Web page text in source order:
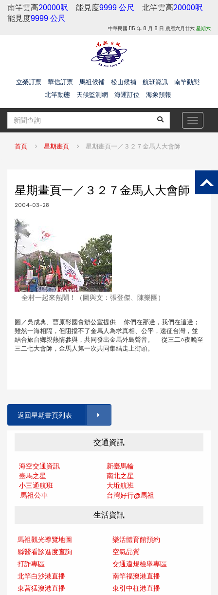
南竿雲高20000呎 能見度9999 公尺 北竿雲高20000呎
能見度9999 公尺
中華民國 115 年 8 月 8 日 農曆六月廿六 星期六
立榮訂票 華信訂票 馬祖候補 松山候補 航班資訊
南竿動態
北竿動態
天候監測網 海運訂位 海象預報
Toggle
首頁 星期畫頁 星期畫頁一／３２７金馬人大會師
星期畫頁一／３２７金馬人大會師
2004-03-28
全村一起來熱鬧！（圖與文：張登傑、陳樂團）
圖／吳成典、曹原彰國會辦公室提供 你們在那邊，我們在這邊；
雖然一海相隔，但阻擋不了金馬人為求真相、公平，遠征台灣，並
結合旅台鄉親熱情參與，共同發出金馬外島聲音。 從三二○夜晚至
三二七大會師，金馬人第一次共同集結走上街頭。
返回星期畫頁列表
交通資訊
海空交通資訊
新臺馬輪
臺馬之星
南北之星
小三通航班
大坵航班
馬祖公車
台灣好行@馬祖
生活資訊
馬祖觀光導覽地圖
樂活體育館預約
縣醫看診進度查詢
空氣品質
打詐專區
交通違規檢舉專區
北竿白沙港直播
南竿福澳港直播
東莒猛澳港直播
東引中柱港直播